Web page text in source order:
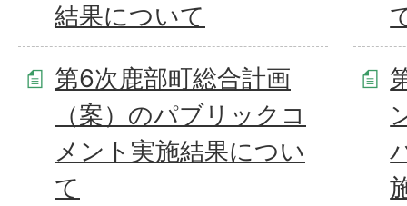
結果について
第6次鹿部町総合計画
（案）のパブリックコ
メント実施結果につい
て